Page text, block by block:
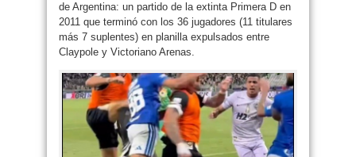
de Argentina: un partido de la extinta Primera D en
2011 que terminó con los 36 jugadores (11 titulares
más 7 suplentes) en planilla expulsados entre
Claypole y Victoriano Arenas.